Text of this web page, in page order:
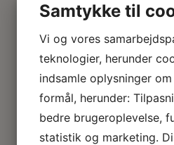
Samtykke til
Vi og vores
teknologier, herunder
indsamle oplysninger
formål, herunder:
bedre brugeroplevelse,
statistik og marketing.